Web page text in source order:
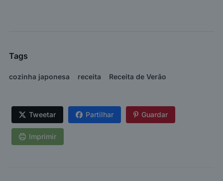
Tags
cozinha japonesa receita Receita de Verão
Tweetar Partilhar Guardar
Imprimir